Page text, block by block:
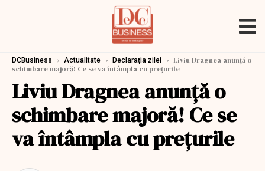
DCBusiness › Actualitate › Declarația zilei › Liviu Dragnea anunță o
schimbare majoră! Ce se va întâmpla cu prețurile
Liviu Dragnea anunță o
schimbare majoră! Ce se
va întâmpla cu prețurile